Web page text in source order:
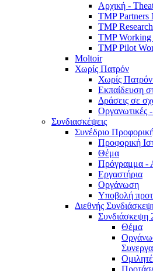
Αρχική -
TMP Partners
TMP
TMP Working
TMP Pilot
Moltoir
Χωρίς Πατρόν
Χωρίς Πατρόν
Εκπαίδευση
Δράσεις σε
Οργανωτικές -
Συνδιασκέψεις
Συνέδριο
Προφορική
Θέμα
Πρόγραμμα -
Εργαστήρια
Οργάνωση
Υποβολή
Διεθνής
Συνδιάσκεψη
Θέμα